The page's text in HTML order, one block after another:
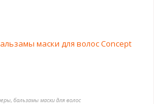
бальзамы маски для волос